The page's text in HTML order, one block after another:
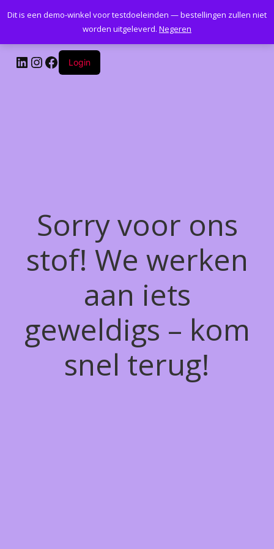
Kantoormeubelenplus.com
LinkedIn
Instagram
Facebook
Login
Sorry voor ons
stof! We werken
aan iets
geweldigs – kom
snel terug!
Dit is een demo-winkel voor testdoeleinden — bestellingen zullen niet
worden uitgeleverd. Negeren